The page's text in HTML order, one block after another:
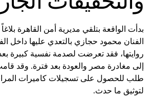
بدأت الواقعة بتلقي مديرية أمن القاهرة
الفنان محمود حجازي بالتعدي عليها داخل
روايتها، فقد تعرضت لصدمة نفسية كبيرة بعد
إلى مغادرة مصر والعودة بعد فترة. وقد
طلب للحصول على تسجيلات كاميرات
لتوثيق ما حدث.